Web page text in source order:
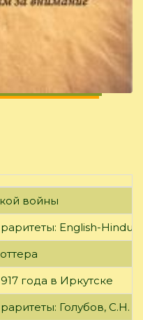
войны
English-
года в Иркутске
Голубов, С.Н.